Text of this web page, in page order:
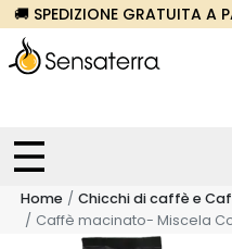
🚚 SPEDIZIONE GRATUITA A
Home Chicchi di caffè e
Caffè macinato- Miscela